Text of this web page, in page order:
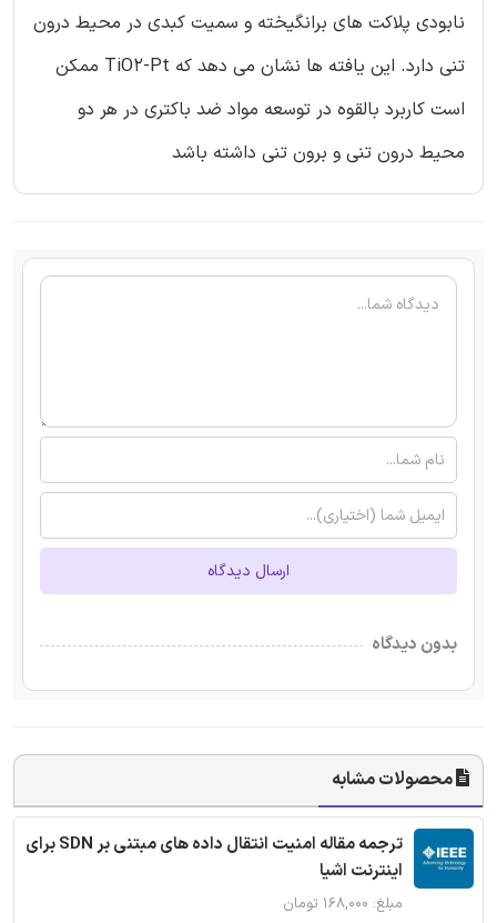
نابودی پلاکت های برانگیخته و سمیت کبدی در محیط درون
تنی دارد. این یافته ها نشان می دهد که TiO2-Pt ممکن
است کاربرد بالقوه در توسعه مواد ضد باکتری در هر دو
محیط درون تنی و برون تنی داشته باشد
ارسال دیدگاه
بدون دیدگاه
محصولات مشابه
ترجمه مقاله امنیت انتقال داده های مبتنی بر SDN برای
اینترنت اشیا
مبلغ: ۱۶۸,۰۰۰ تومان